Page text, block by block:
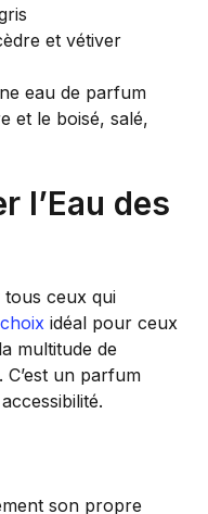
et vétiver
eau de parfum
et le boisé, salé,
l’Eau des
ceux qui
choix idéal pour ceux
multitude de
un parfum
son propre